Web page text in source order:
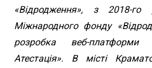
«Відродження», з 2018-
Міжнародного фонду
розробка веб-платформи
Атестація». В місті